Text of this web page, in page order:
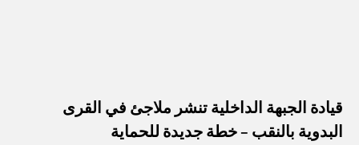
قيادة الجبهة الداخلية تنشر ملاجئ في القرى
البدوية بالنقب – خطة جديدة للحماية